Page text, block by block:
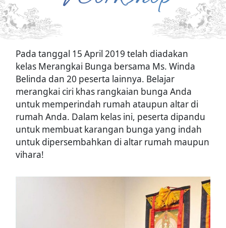
Pada tanggal 15 April 2019 telah diadakan
kelas Merangkai Bunga bersama Ms. Winda
Belinda dan 20 peserta lainnya. Belajar
merangkai ciri khas rangkaian bunga Anda
untuk memperindah rumah ataupun altar di
rumah Anda. Dalam kelas ini, peserta dipandu
untuk membuat karangan bunga yang indah
untuk dipersembahkan di altar rumah maupun
vihara!